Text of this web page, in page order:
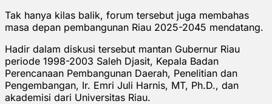
Tak hanya kilas balik, forum tersebut juga membahas
masa depan pembangunan Riau 2025-2045 mendatang.
Hadir dalam diskusi tersebut mantan Gubernur Riau
periode 1998-2003 Saleh Djasit, Kepala Badan
Perencanaan Pembangunan Daerah, Penelitian dan
Pengembangan, Ir. Emri Juli Harnis, MT, Ph.D., dan
akademisi dari Universitas Riau.